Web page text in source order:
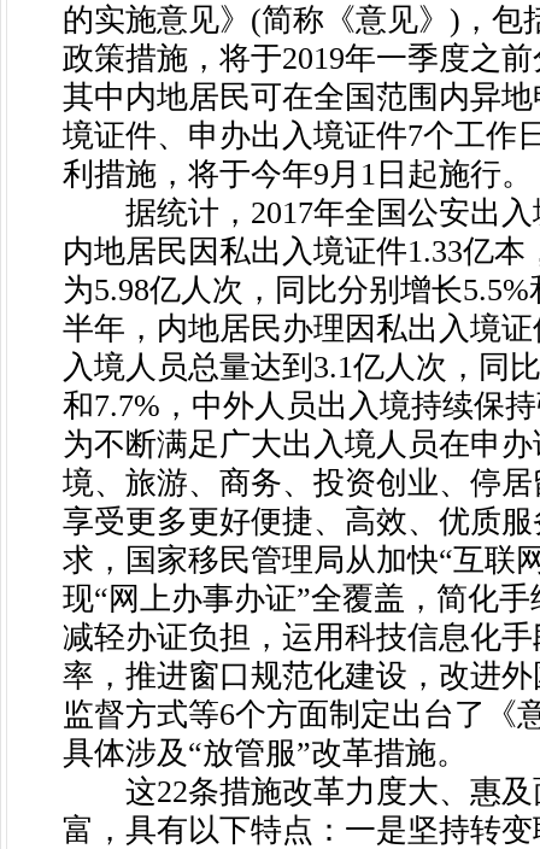
的实施意见》(简称《意见》)，包
政策措施，将于2019年一季度之
其中内地居民可在全国范围内异
境证件、申办出入境证件7个工作
利措施，将于今年9月1日起施行。
据统计，2017年全国公安出入
内地居民因私出入境证件1.33亿
为5.98亿人次，同比分别增长
半年，内地居民办理因私出入境证
入境人员总量达到3.1亿人次，同
和7.7%，中外人员出入境持续保
为不断满足广大出入境人员在申
境、旅游、商务、投资创业、停
享受更多更好便捷、高效、优质
求，国家移民管理局从加快“互联
现“网上办事办证”全覆盖，简化
减轻办证负担，运用科技信息化
率，推进窗口规范化建设，改进
监督方式等6个方面制定出台了《
具体涉及“放管服”改革措施。
这22条措施改革力度大、惠及
富，具有以下特点：一是坚持转